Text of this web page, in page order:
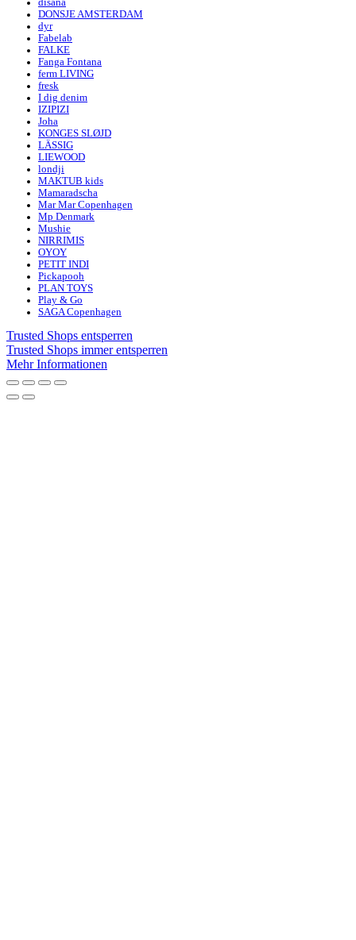
disana
DONSJE AMSTERDAM
dyr
Fabelab
FALKE
Fanga Fontana
ferm LIVING
fresk
I dig denim
IZIPIZI
Joha
KONGES SLØJD
LÄSSIG
LIEWOOD
londji
MAKTUB kids
Mamaradscha
Mar Mar Copenhagen
Mp Denmark
Mushie
NIRRIMIS
OYOY
PETIT INDI
Pickapooh
PLAN TOYS
Play & Go
SAGA Copenhagen
Trusted Shops entsperren
Trusted Shops immer entsperren
Mehr Informationen